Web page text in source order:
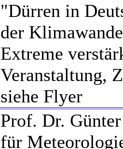
"Dürren in
der
Extreme
Veranstaltung,
siehe Flyer
Prof. Dr.
für